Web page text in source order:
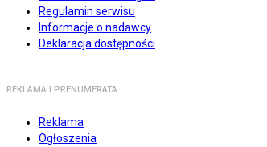
Regulamin serwisu
Informacje o nadawcy
Deklaracja dostępności
REKLAMA I PRENUMERATA
Reklama
Ogłoszenia